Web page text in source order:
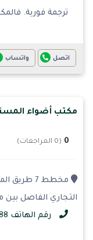
ترجمة فورية.
اتصل واتساب
مكتب أضواء
0 (0 المراجعات)
مخطط 7
التجاري الفاصل بين مخطط
رقم الهاتف 0599798888